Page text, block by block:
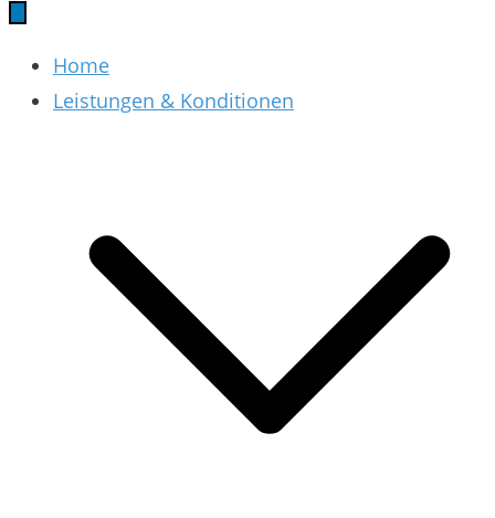
Home
Leistungen & Konditionen